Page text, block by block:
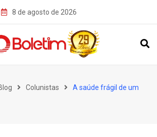
8 de agosto de 2026
Colunistas
A saúde frágil de um